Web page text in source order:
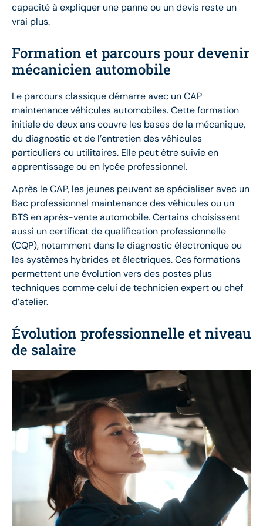
capacité à expliquer une panne ou un devis reste un
vrai plus.
Formation et parcours pour devenir
mécanicien automobile
Le parcours classique démarre avec un CAP
maintenance véhicules automobiles. Cette formation
initiale de deux ans couvre les bases de la mécanique,
du diagnostic et de l’entretien des véhicules
particuliers ou utilitaires. Elle peut être suivie en
apprentissage ou en lycée professionnel.
Après le CAP, les jeunes peuvent se spécialiser avec un
Bac professionnel maintenance des véhicules ou un
BTS en après-vente automobile. Certains choisissent
aussi un certificat de qualification professionnelle
(CQP), notamment dans le diagnostic électronique ou
les systèmes hybrides et électriques. Ces formations
permettent une évolution vers des postes plus
techniques comme celui de technicien expert ou chef
d’atelier.
Évolution professionnelle et niveau
de salaire